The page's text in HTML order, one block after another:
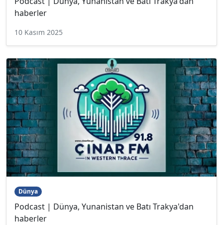
haberler
10 Kasım 2025
Dünya
Podcast | Dünya, Yunanistan ve Batı Trakya'dan
haberler